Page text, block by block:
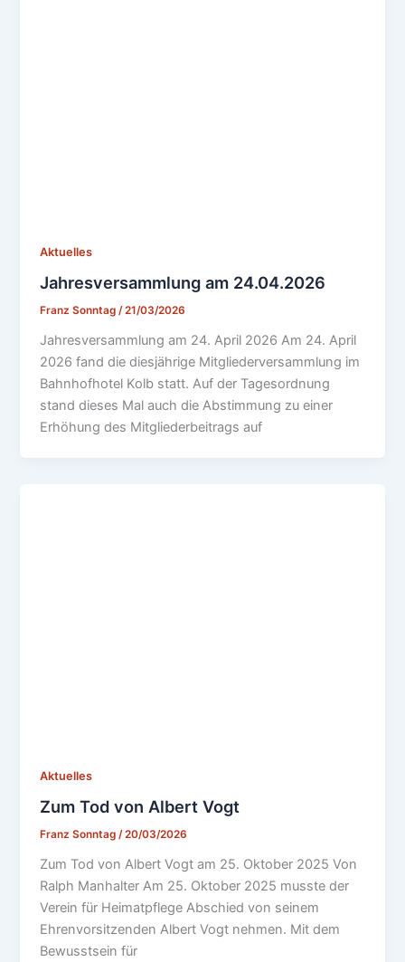
Aktuelles
Jahresversammlung am 24.04.2026
Franz Sonntag/21/03/2026
Jahresversammlung am 24. April 2026 Am 24. April
2026 fand die diesjährige Mitgliederversammlung im
Bahnhofhotel Kolb statt. Auf der Tagesordnung
stand dieses Mal auch die Abstimmung zu einer
Erhöhung des Mitgliederbeitrags auf
Aktuelles
Zum Tod von Albert Vogt
Franz Sonntag/20/03/2026
Zum Tod von Albert Vogt am 25. Oktober 2025 Von
Ralph Manhalter Am 25. Oktober 2025 musste der
Verein für Heimatpflege Abschied von seinem
Ehrenvorsitzenden Albert Vogt nehmen. Mit dem
Bewusstsein für